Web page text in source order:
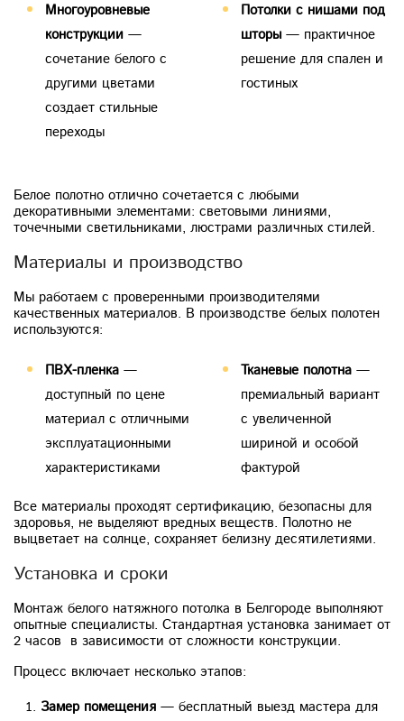
Многоуровневые
конструкции —
сочетание белого с
другими цветами
создает стильные
переходы
Потолки с нишами под
шторы— практичное
решение для спален и
гостиных
Белое полотно отлично сочетается с любыми
декоративными элементами: световыми линиями,
точечными светильниками, люстрами различных стилей.
Материалы и производство
Мы работаем с проверенными производителями
качественных материалов. В производстве белых полотен
используются:
ПВХ-пленка —
доступный по цене
материал с отличными
эксплуатационными
характеристиками
Тканевые полотна—
премиальный вариант
с увеличенной
шириной и особой
фактурой
Все материалы проходят сертификацию, безопасны для
здоровья, не выделяют вредных веществ. Полотно не
выцветает на солнце, сохраняет белизну десятилетиями.
Установка и сроки
Монтаж белого натяжного потолка в Белгороде выполняют
опытные специалисты. Стандартная установка занимает от
2 часов в зависимости от сложности конструкции.
Процесс включает несколько этапов:
Замер помещения — бесплатный выезд мастера для